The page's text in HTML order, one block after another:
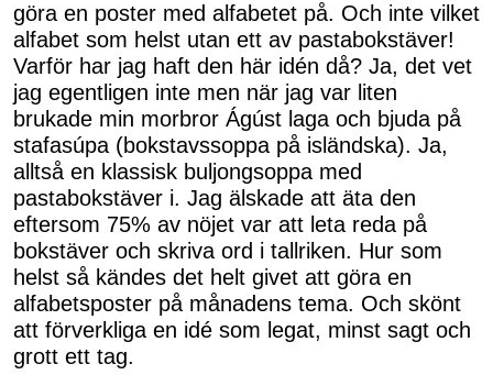
göra en poster med alfabetet på. Och inte vilket
alfabet som helst utan ett av pastabokstäver!
Varför har jag haft den här idén då? Ja, det vet
jag egentligen inte men när jag var liten
brukade min morbror Ágúst laga och bjuda på
stafasúpa (bokstavssoppa på isländska). Ja,
alltså en klassisk buljongsoppa med
pastabokstäver i. Jag älskade att äta den
eftersom 75% av nöjet var att leta reda på
bokstäver och skriva ord i tallriken. Hur som
helst så kändes det helt givet att göra en
alfabetsposter på månadens tema. Och skönt
att förverkliga en idé som legat, minst sagt och
grott ett tag.